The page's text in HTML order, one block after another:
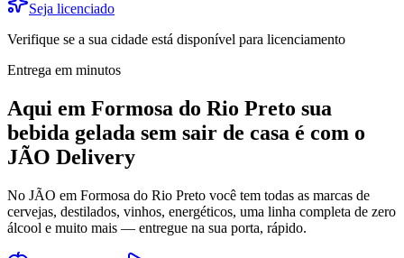
Seja licenciado
Verifique se a sua cidade está disponível para licenciamento
Entrega em minutos
Aqui em Formosa do Rio Preto sua
bebida gelada sem sair de casa é com o
JÃO Delivery
No JÃO em Formosa do Rio Preto você tem todas as marcas de
cervejas, destilados, vinhos, energéticos, uma linha completa de zero
álcool e muito mais — entregue na sua porta, rápido.